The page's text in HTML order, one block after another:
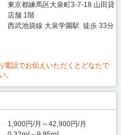
東京都練馬区大泉町3-7-18 山田貸
店舗 1階
西武池袋線 大泉学園駅 徒歩 33分
電話でお伝えいただくとどなたで
。
1,900円/月～42,900円/月